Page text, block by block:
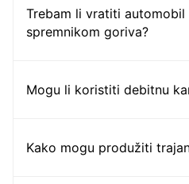
Trebam li vratiti automobil
spremnikom goriva?
Mogu li koristiti debitnu
Kako mogu produžiti